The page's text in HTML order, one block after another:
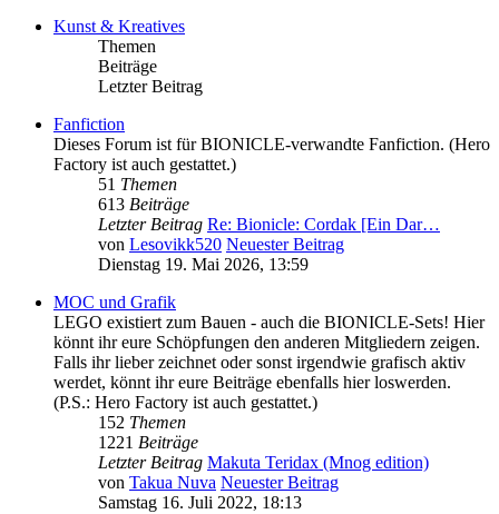
Kunst & Kreatives
Themen
Beiträge
Letzter Beitrag
Fanfiction
Dieses Forum ist für BIONICLE-verwandte Fanfiction. (Hero
Factory ist auch gestattet.)
51 Themen
613 Beiträge
Letzter Beitrag Re: Bionicle: Cordak [Ein Dar…
von Lesovikk520 Neuester Beitrag
Dienstag 19. Mai 2026, 13:59
MOC und Grafik
LEGO existiert zum Bauen - auch die BIONICLE-Sets! Hier
könnt ihr eure Schöpfungen den anderen Mitgliedern zeigen.
Falls ihr lieber zeichnet oder sonst irgendwie grafisch aktiv
werdet, könnt ihr eure Beiträge ebenfalls hier loswerden.
(P.S.: Hero Factory ist auch gestattet.)
152 Themen
1221 Beiträge
Letzter Beitrag Makuta Teridax (Mnog edition)
von Takua Nuva Neuester Beitrag
Samstag 16. Juli 2022, 18:13